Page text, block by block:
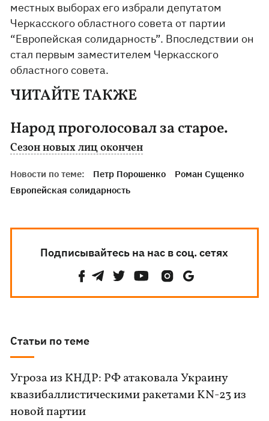
местных выборах его избрали депутатом
Черкасского областного совета от партии
“Европейская солидарность”. Впоследствии он
стал первым заместителем Черкасского
областного совета.
ЧИТАЙТЕ ТАКЖЕ
Народ проголосовал за старое.
Сезон новых лиц окончен
Новости по теме: Петр Порошенко
Роман Сущенко
Европейская солидарность
Подписывайтесь на нас в соц. сетях
Статьи по теме
Угроза из КНДР: РФ атаковала Украину
квазибаллистическими ракетами KN-23 из
новой партии